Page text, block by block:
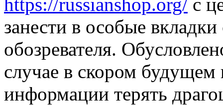
занести в особые
обозревателя.
случае в скором
информации терять